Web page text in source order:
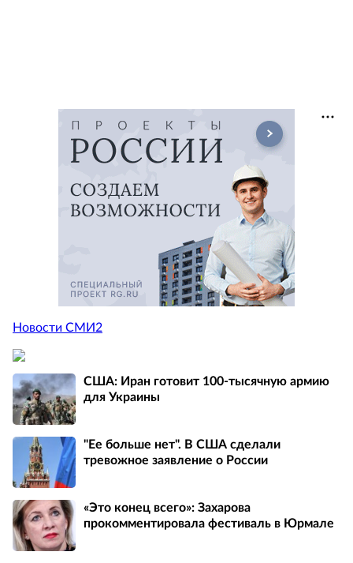
Новости СМИ2
США: Иран готовит 100-тысячную армию
для Украины
"Ее больше нет". В США сделали
тревожное заявление о России
«Это конец всего»: Захарова
прокомментировала фестиваль в Юрмале